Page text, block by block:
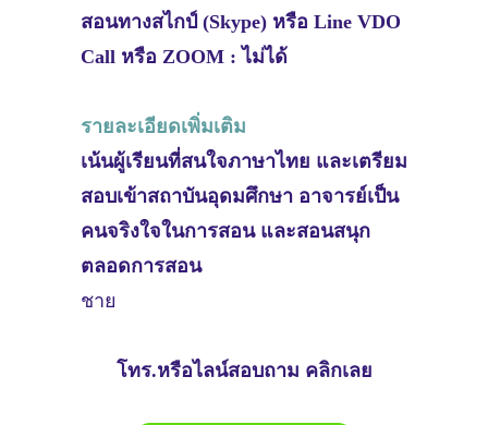
สอนทางสไกป์ (Skype) หรือ Line VDO
Call หรือ ZOOM : ไม่ได้
รายละเอียดเพิ่มเติม
เน้นผู้เรียนที่สนใจภาษาไทย และเตรียม
สอบเข้าสถาบันอุดมศึกษา อาจารย์เป็น
คนจริงใจในการสอน และสอนสนุก
ตลอดการสอน
ชาย
โทร.หรือไลน์สอบถาม คลิกเลย